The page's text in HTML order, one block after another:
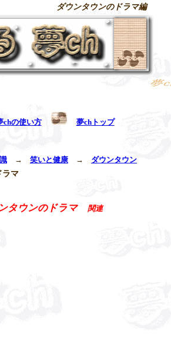
ダウンタウンのドラマ編
chの使い方 夢chトップ
→ 笑いと健康 → ダウンタウン
ラマ
タウンのドラマ 関連